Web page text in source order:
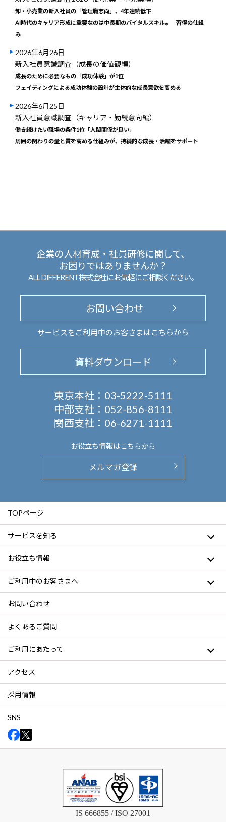
卸・小売業の新入社員の「管理職志向」、4年連続低下
AI時代のキャリア形成に重要なのは中長期のバイタルスキル®
習得の仕組
み
2026年6月26日
新入社員意識調査（成長の価値観編）
成長のために必要なもの「成功体験」が1位
フェイディングによる成功体験の設計が主体的な成長意欲を高める
2026年6月25日
新入社員意識調査（キャリア・勤続意向編）
働き続けたい職場の条件1位「人間関係が良い」
周囲の関わりの量と質を高める仕組みが、持続的な成長・活躍をサポート
企業の人材育成・社員研修に関して、
お困りではありませんか？
ALL DIFFERENT株式会社にお気軽にご相談ください。
お問い合わせ
サービスをご利用中のお客さまは こちらから
資料ダウンロード
東京本社： 03-5222-5111
中部支社： 052-856-8111
関西支社： 06-6271-1111
お役立ち情報はこちらから
メルマガ登録
TOPページ
サービスを知る
お役立ち情報
ご利用中のお客さまへ
お問い合わせ
よくあるご質問
ご利用にあたって
アクセス
採用情報
SNS
IS 666855 / ISO 27001